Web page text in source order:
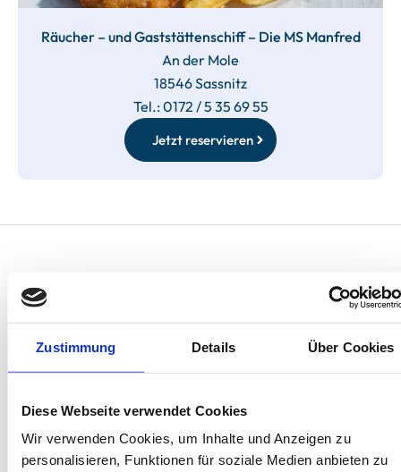
Zustimmung Details Über Cookies
Diese Webseite verwendet Cookies
Wir verwenden Cookies, um Inhalte und Anzeigen zu
personalisieren, Funktionen für soziale Medien anbieten zu
Räucher – und Gaststättenschiff – Die MS Manfred
An der Mole
18546 Sassnitz
Tel.: 0172 / 5 35 69 55
Jetzt reservieren
Entdecken Sie unsere
Unterkünfte auf Rügen.